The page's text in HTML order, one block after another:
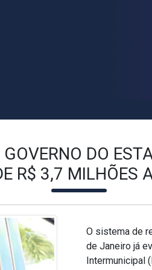
DO
R$ 3,7 MILHÕES
O sistema de
de Janeiro já
Intermunicipal